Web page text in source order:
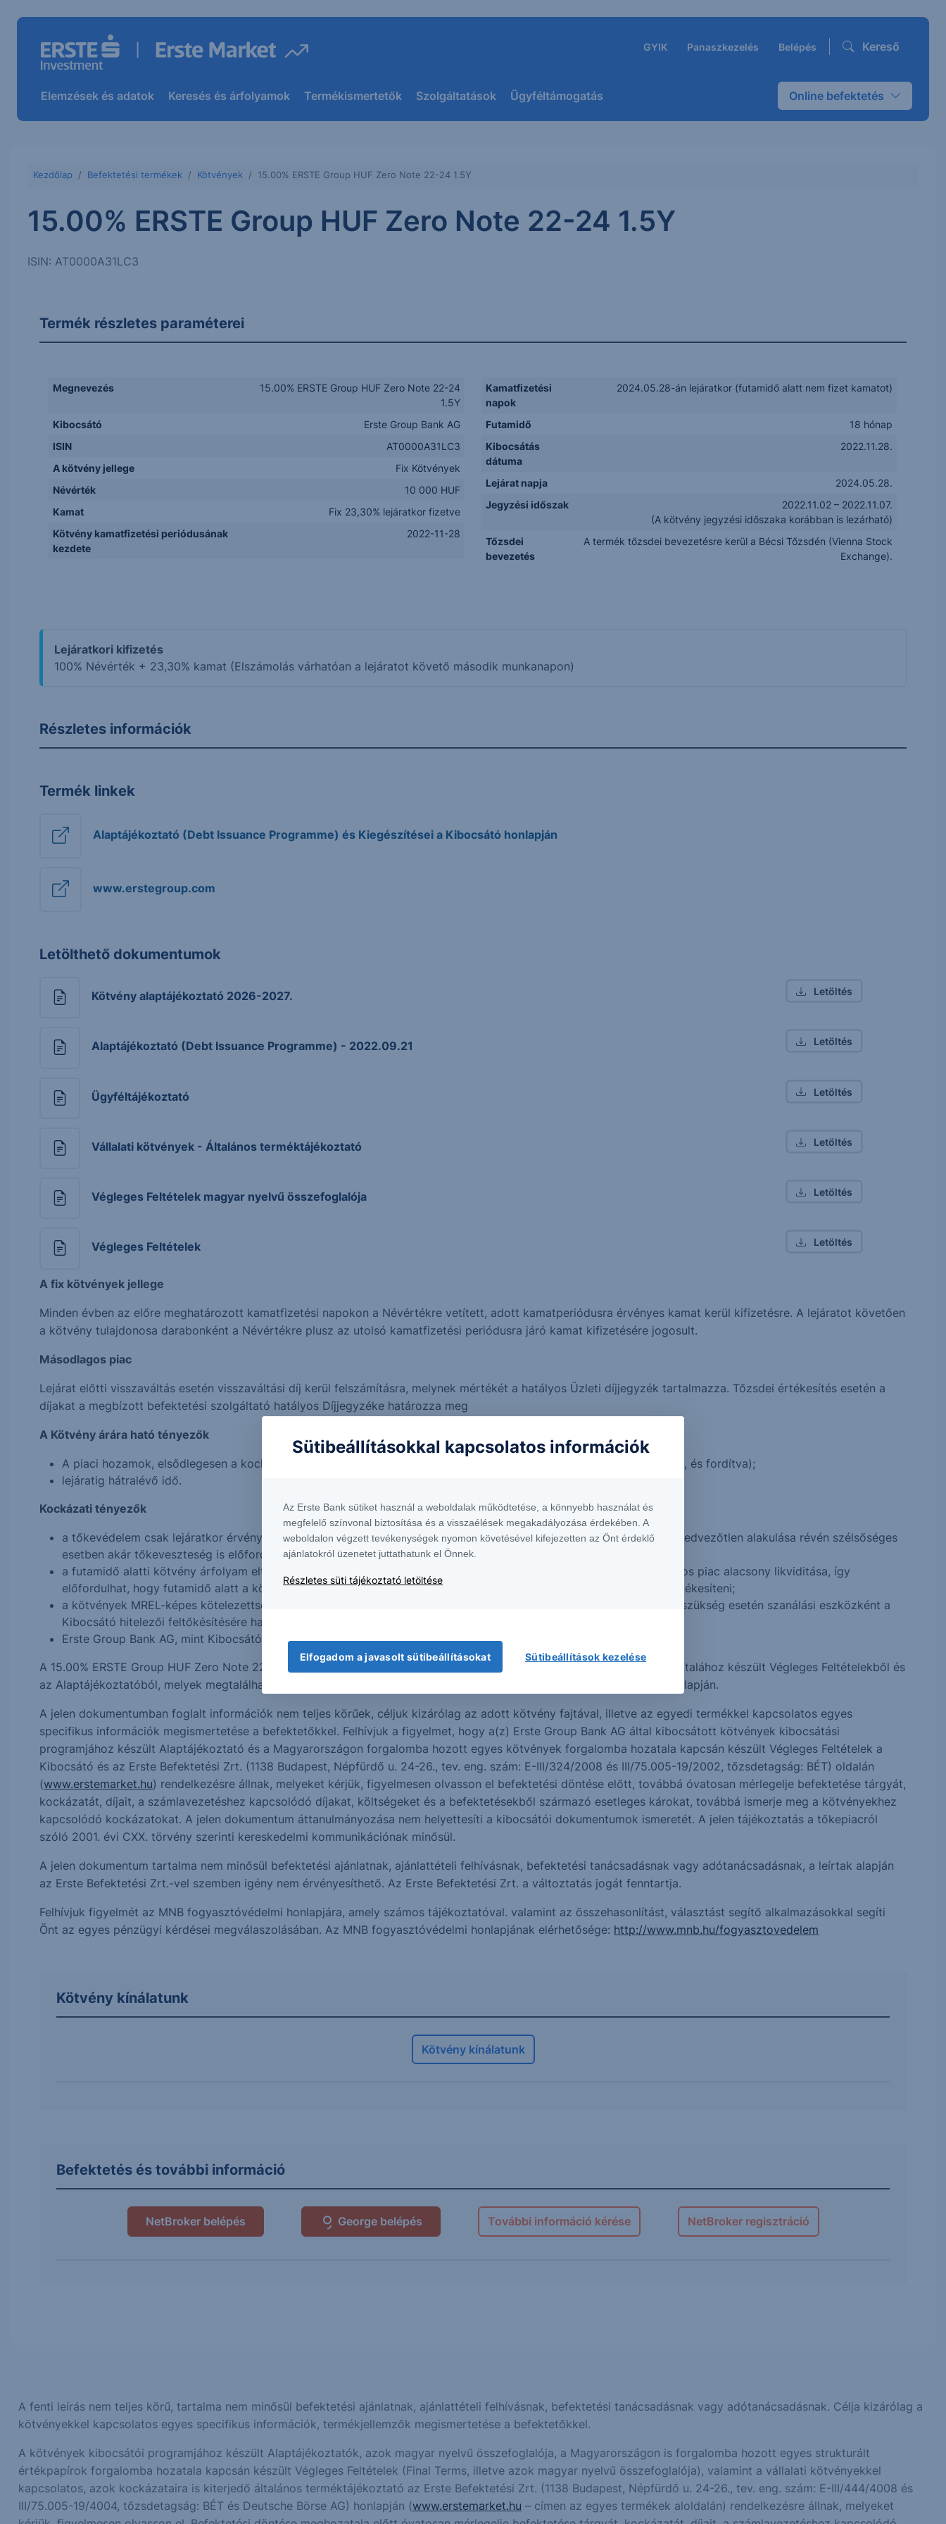
GYIK Panaszkezelés Belépés Kereső
Elemzések és adatok Keresés és árfolyamok Termékismertetők Szolgáltatások Ügyféltámogatás Online befektetés
Kezdőlap Befektetési termékek Kötvények 15.00% ERSTE Group HUF Zero Note 22-24 1.5Y
15.00% ERSTE Group HUF Zero Note 22-24 1.5Y
ISIN: AT0000A31LC3
Termék részletes paraméterei
Megnevezés
15.00% ERSTE Group HUF Zero Note 22-24
1.5Y
Kibocsátó
Erste Group Bank AG
ISIN
AT0000A31LC3
A kötvény jellege
Fix Kötvények
Névérték
10 000 HUF
Kamat
Fix 23,30% lejáratkor fizetve
Kötvény kamatfizetési periódusának
kezdete
2022-11-28
Kamatfizetési
napok
2024.05.28-án lejáratkor (futamidő alatt nem fizet kamatot)
Futamidő
18 hónap
Kibocsátás
dátuma
2022.11.28.
Lejárat napja
2024.05.28.
Jegyzési időszak
2022.11.02 – 2022.11.07.
(A kötvény jegyzési időszaka korábban is lezárható)
Tőzsdei
bevezetés
A termék tőzsdei bevezetésre kerül a Bécsi Tőzsdén (Vienna Stock
Exchange).
Lejáratkori kifizetés
100% Névérték + 23,30% kamat (Elszámolás várhatóan a lejáratot követő második munkanapon)
Részletes információk
Termék linkek
Alaptájékoztató (Debt Issuance Programme) és Kiegészítései a Kibocsátó honlapján
www.erstegroup.com
Letölthető dokumentumok
Kötvény alaptájékoztató 2026-2027. Letöltés
Alaptájékoztató (Debt Issuance Programme) - 2022.09.21 Letöltés
Ügyféltájékoztató Letöltés
Vállalati kötvények - Általános terméktájékoztató Letöltés
Végleges Feltételek magyar nyelvű összefoglalója Letöltés
Végleges Feltételek Letöltés
A fix kötvények jellege
Minden évben az előre meghatározott kamatfizetési napokon a Névértékre vetített, adott kamatperiódusra érvényes kamat kerül kifizetésre. A lejáratot követően
a kötvény tulajdonosa darabonként a Névértékre plusz az utolsó kamatfizetési periódusra járó kamat kifizetésére jogosult.
Másodlagos piac
Lejárat előtti visszaváltás esetén visszaváltási díj kerül felszámításra, melynek mértékét a hatályos Üzleti díjjegyzék tartalmazza. Tőzsdei értékesítés esetén a
díjakat a megbízott befektetési szolgáltató hatályos Díjjegyzéke határozza meg
A Kötvény árára ható tényezők
A piaci hozamok, elsődlegesen a kockázatmentes hozamok (a hozamok csökkenése esetén a Kötvény árfolyama nő, és fordítva);
lejáratig hátralévő idő.
Kockázati tényezők
a tőkevédelem csak lejáratkor érvényes, a futamidő végét megelőző értékesítés során a piaci környezet esetleges kedvezőtlen alakulása révén szélsőséges
esetben akár tőkeveszteség is előfordulhat;
a futamidő alatti kötvény árfolyam eltérhet elméleti értékétől. A futamidő alatti árfolyamot befolyásolja a másodlagos piac alacsony likviditása, így
előfordulhat, hogy futamidő alatt a kötvény tulajdonosa a kötvényt a befektetett tőkénél alacsonyabb áron tudja értékesíteni;
a kötvények MREL-képes kötelezettségek, azaz az MREL-követelmény teljesítése során figyelembe vehetők, illetve szükség esetén szanálási eszközként a
Kibocsátó hitelezői feltőkésítésére használhatók;
Erste Group Bank AG, mint Kibocsátó kockázata.
A 15.00% ERSTE Group HUF Zero Note 22-24 1.5Y egyéb részleteiről kérjük, tájékozódjon a kötvények forgalomba hozatalához készült Végleges Feltételekből és
az Alaptájékoztatóból, melyek megtalálhatóak az Erste Befektetési Zrt. (
), valamint a Kibocsátó honlapján.
A jelen dokumentumban foglalt információk nem teljes körűek, céljuk kizárólag az adott kötvény fajtával, illetve az egyedi termékkel kapcsolatos egyes
specifikus információk megismertetése a befektetőkkel. Felhívjuk a figyelmet, hogy a(z) Erste Group Bank AG által kibocsátott kötvények kibocsátási
programjához készült Alaptájékoztató és a Magyarországon forgalomba hozott egyes kötvények forgalomba hozatala kapcsán készült Végleges Feltételek a
Kibocsátó és az Erste Befektetési Zrt. (1138 Budapest, Népfürdő u. 24-26., tev. eng. szám: E-III/324/2008 és III/75.005-19/2002, tőzsdetagság: BÉT) oldalán
(www.erstemarket.hu) rendelkezésre állnak, melyeket kérjük, figyelmesen olvasson el befektetési döntése előtt, továbbá óvatosan mérlegelje befektetése tárgyát,
kockázatát, díjait, a számlavezetéshez kapcsolódó díjakat, költségeket és a befektetésekből származó esetleges károkat, továbbá ismerje meg a kötvényekhez
kapcsolódó kockázatokat. A jelen dokumentum áttanulmányozása nem helyettesíti a kibocsátói dokumentumok ismeretét. A jelen tájékoztatás a tőkepiacról
szóló 2001. évi CXX. törvény szerinti kereskedelmi kommunikációnak minősül.
A jelen dokumentum tartalma nem minősül befektetési ajánlatnak, ajánlattételi felhívásnak, befektetési tanácsadásnak vagy adótanácsadásnak, a leírtak alapján
az Erste Befektetési Zrt.-vel szemben igény nem érvényesíthető. Az Erste Befektetési Zrt. a változtatás jogát fenntartja.
Felhívjuk figyelmét az MNB fogyasztóvédelmi honlapjára, amely számos tájékoztatóval. valamint az összehasonlítást, választást segítő alkalmazásokkal segíti
Önt az egyes pénzügyi kérdései megválaszolásában. Az MNB fogyasztóvédelmi honlapjának elérhetősége: http://www.mnb.hu/fogyasztovedelem
Kötvény kínálatunk
Kötvény kínálatunk
Befektetés és további információ
NetBroker belépés George belépés További információ kérése NetBroker regisztráció
A fenti leírás nem teljes körű, tartalma nem minősül befektetési ajánlatnak, ajánlattételi felhívásnak, befektetési tanácsadásnak vagy adótanácsadásnak. Célja kizárólag a
kötvényekkel kapcsolatos egyes specifikus információk, termékjellemzők megismertetése a befektetőkkel.
A kötvények kibocsátói programjához készült Alaptájékoztatók, azok magyar nyelvű összefoglalója, a Magyarországon is forgalomba hozott egyes strukturált
értékpapírok forgalomba hozatala kapcsán készült Végleges Feltételek (Final Terms, illetve azok magyar nyelvű összefoglalója), valamint a vállalati kötvényekkel
kapcsolatos, azok kockázataira is kiterjedő általános terméktájékoztató az Erste Befektetési Zrt. (1138 Budapest, Népfürdő u. 24-26., tev. eng. szám: E-III/444/4008 és
III/75.005-19/4004, tőzsdetagság: BÉT és Deutsche Börse AG) honlapján (www.erstemarket.hu – címen az egyes termékek aloldalán) rendelkezésre állnak, melyeket
Sütibeállításokkal kapcsolatos információk
Az Erste Bank sütiket használ a weboldalak működtetése, a könnyebb használat és
megfelelő színvonal biztosítása és a visszaélések megakadályozása érdekében. A
weboldalon végzett tevékenységek nyomon követésével kifejezetten az Önt érdeklő
ajánlatokról üzenetet juttathatunk el Önnek.
Részletes süti tájékoztató letöltése
Elfogadom a javasolt sütibeállításokat Sütibeállítások kezelése